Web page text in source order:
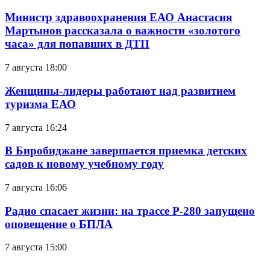
Министр здравоохранения ЕАО Анастасия
Мартынов рассказала о важности «золотого
часа» для попавших в ДТП
7 августа 18:00
Женщины-лидеры работают над развитием
туризма ЕАО
7 августа 16:24
В Биробиджане завершается приемка детских
садов к новому учебному году
7 августа 16:06
Радио спасает жизни: на трассе Р-280 запущено
оповещение о БПЛА
7 августа 15:00